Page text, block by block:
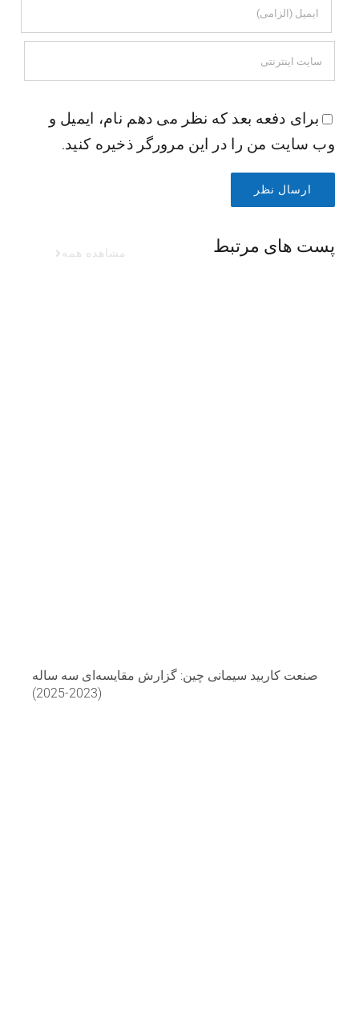
برای دفعه بعد که نظر می دهم نام، ایمیل و
وب سایت من را در این مرورگر ذخیره کنید.
پست های مرتبط مشاهده همه
صنعت کاربید سیمانی چین: گزارش مقایسه‌ای سه ساله
(2023-2025)